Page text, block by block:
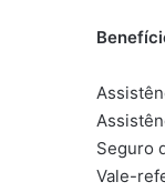
Seguro
Vale-